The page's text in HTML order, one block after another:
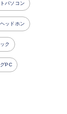
パソコン
ヘッドホン
ク
PC